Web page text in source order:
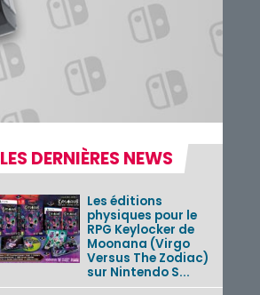
LES DERNIÈRES NEWS
Les éditions
physiques pour le
RPG Keylocker de
Moonana (Virgo
Versus The Zodiac)
sur Nintendo S...